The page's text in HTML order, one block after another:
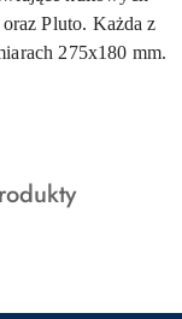
Pluto. Każda z
275x180 mm.